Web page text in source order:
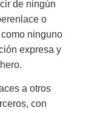
de ningún
o
ninguno
expresa y
a otros
con